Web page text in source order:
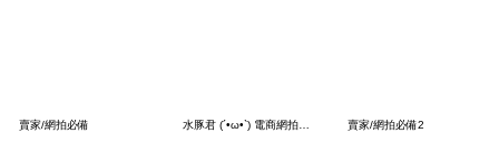
賣家/網拍必備 水豚君 (´•ω•`) 電商網拍團購賣家必備 賣家/網拍必備2